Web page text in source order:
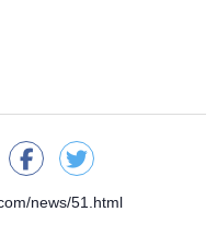
news/51.html